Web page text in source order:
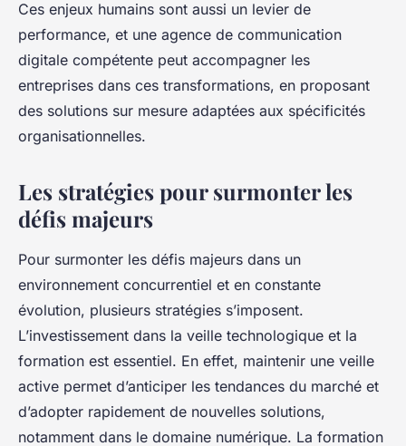
Ces enjeux humains sont aussi un levier de
performance, et une agence de communication
digitale compétente peut accompagner les
entreprises dans ces transformations, en proposant
des solutions sur mesure adaptées aux spécificités
organisationnelles.
Les stratégies pour surmonter les
défis majeurs
Pour surmonter les défis majeurs dans un
environnement concurrentiel et en constante
évolution, plusieurs stratégies s’imposent.
L’investissement dans la veille technologique et la
formation est essentiel. En effet, maintenir une veille
active permet d’anticiper les tendances du marché et
d’adopter rapidement de nouvelles solutions,
notamment dans le domaine numérique. La formation